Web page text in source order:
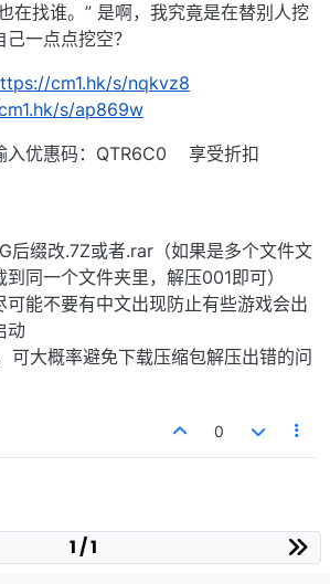
在找谁。”​ 是啊，我究竟是在替别人挖
一点点挖空？
cm1.hk/s/nqkvz8
s/ap869w
入优惠码：QTR6C0 享受折扣
后缀改.7Z或者.rar（如果是多个文件文
同一个文件夹里，解压001即可）
可能不要有中文出现防止有些游戏会出
动
可大概率避免下载压缩包解压出错的问
0
1 / 1